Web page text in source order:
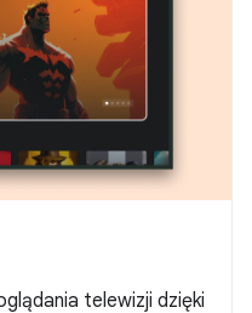
telewizji dzięki